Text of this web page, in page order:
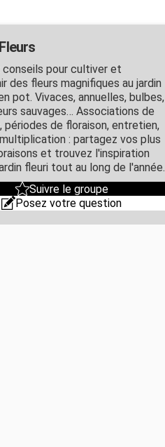
pour cultiver et
des fleurs magnifiques au jardin
pot. Vivaces, annuelles, bulbes,
sauvages… Associations de
périodes de floraison, entretien,
: partagez vos plus
et trouvez l'inspiration
fleuri tout au long de l'année.
Suivre le groupe
Posez votre question